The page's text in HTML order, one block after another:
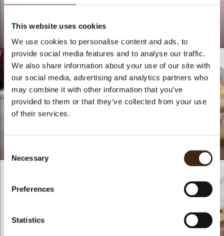
This website uses cookies
We use cookies to personalise content and ads, to
provide social media features and to analyse our traffic.
We also share information about your use of our site with
our social media, advertising and analytics partners who
may combine it with other information that you’ve
provided to them or that they’ve collected from your use
of their services.
Selection
Necessary
Preferences
Statistics
Tripplo